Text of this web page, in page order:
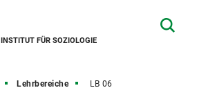
INSTITUT FÜR SOZIOLOGIE
Lehrbereiche LB 06